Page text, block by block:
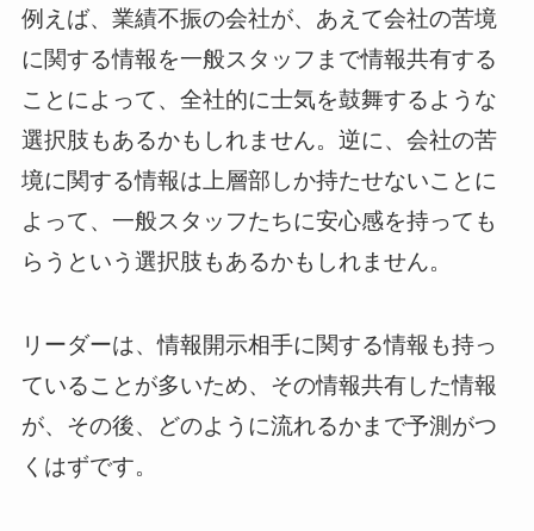
例えば、業績不振の会社が、あえて会社の苦境
に関する情報を一般スタッフまで情報共有する
ことによって、全社的に士気を鼓舞するような
選択肢もあるかもしれません。逆に、会社の苦
境に関する情報は上層部しか持たせないことに
よって、一般スタッフたちに安心感を持っても
らうという選択肢もあるかもしれません。
リーダーは、情報開示相手に関する情報も持っ
ていることが多いため、その情報共有した情報
が、その後、どのように流れるかまで予測がつ
くはずです。